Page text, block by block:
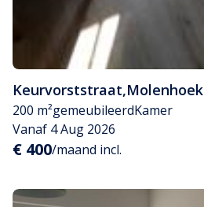
Keurvorststraat,Molenhoek
200 m²gemeubileerdKamer
Vanaf 4 Aug 2026
€ 400/maand incl.